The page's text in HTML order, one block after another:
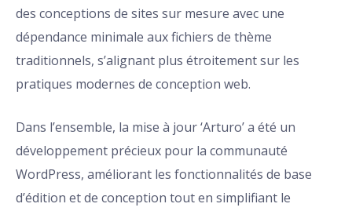
des conceptions de sites sur mesure avec une
dépendance minimale aux fichiers de thème
traditionnels, s’alignant plus étroitement sur les
pratiques modernes de conception web.
Dans l’ensemble, la mise à jour ‘Arturo’ a été un
développement précieux pour la communauté
WordPress, améliorant les fonctionnalités de base
d’édition et de conception tout en simplifiant le